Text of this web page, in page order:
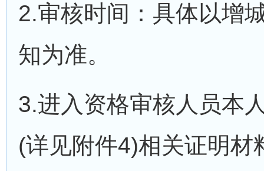
2.审核时间：具体以增
知为准。
3.进入资格审核人员本
(详见附件4)相关证明